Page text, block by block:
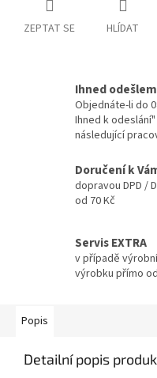
ZEPTAT SE HLÍDAT
Ihned
Objednáte-li do
Ihned k
následující
Doručení k
dopravou DPD /
od 70 Kč
Servis EXTRA
v případě
výrobku přímo
Popis
Detailní popis